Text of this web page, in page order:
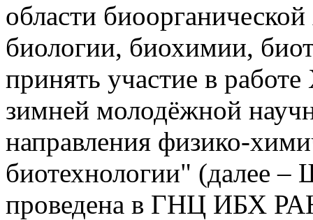
области
биологии, биохимии,
принять участие в
зимней молодёжной
направления физико-
биотехнологии" (далее
проведена в ГНЦ ИБХ